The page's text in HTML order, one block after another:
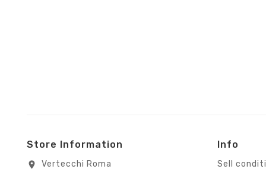
Store Information
location_on
Vertecchi Roma
Info
Sell